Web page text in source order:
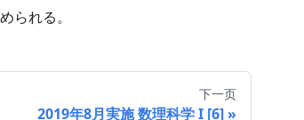
られる。
下一页
2019年8月実施 数理科学 I [6]